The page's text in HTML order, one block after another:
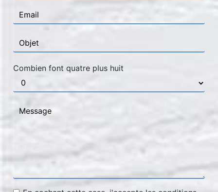
Combien font quatre plus huit